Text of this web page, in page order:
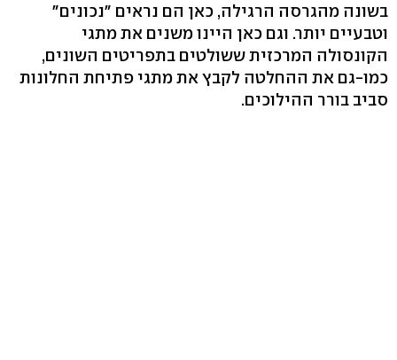
בשונה מהגרסה הרגילה, כאן הם נראים "נכונים"
וטבעיים יותר. וגם כאן היינו משנים את מתגי
הקונסולה המרכזית ששולטים בתפריטים השונים,
כמו-גם את ההחלטה לקבץ את מתגי פתיחת החלונות
סביב בורר ההילוכים.